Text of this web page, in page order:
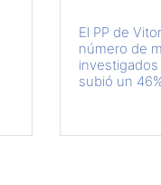
El PP de
número de
investigados
subió un